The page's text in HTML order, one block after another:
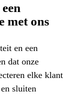
met ons
en een
dat onze
elke klant
sluiten